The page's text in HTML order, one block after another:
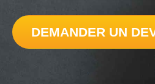
DEMANDER UN